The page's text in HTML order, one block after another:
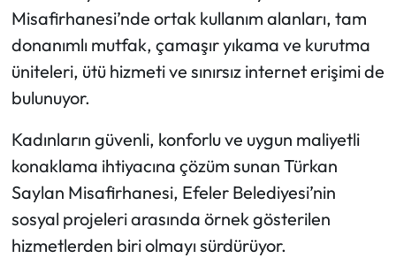
Misafirhanesi’nde ortak kullanım alanları, tam
donanımlı mutfak, çamaşır yıkama ve kurutma
üniteleri, ütü hizmeti ve sınırsız internet erişimi de
bulunuyor.
Kadınların güvenli, konforlu ve uygun maliyetli
konaklama ihtiyacına çözüm sunan Türkan
Saylan Misafirhanesi, Efeler Belediyesi’nin
sosyal projeleri arasında örnek gösterilen
hizmetlerden biri olmayı sürdürüyor.